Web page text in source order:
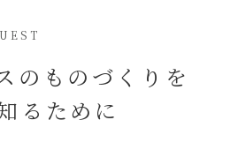
の ものづくりを
るために